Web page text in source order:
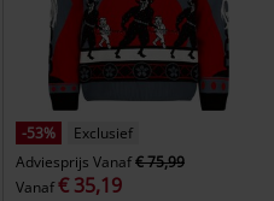
-53%
Exclusief
Adviesprijs Vanaf€ 75,99
Vanaf€ 35,19